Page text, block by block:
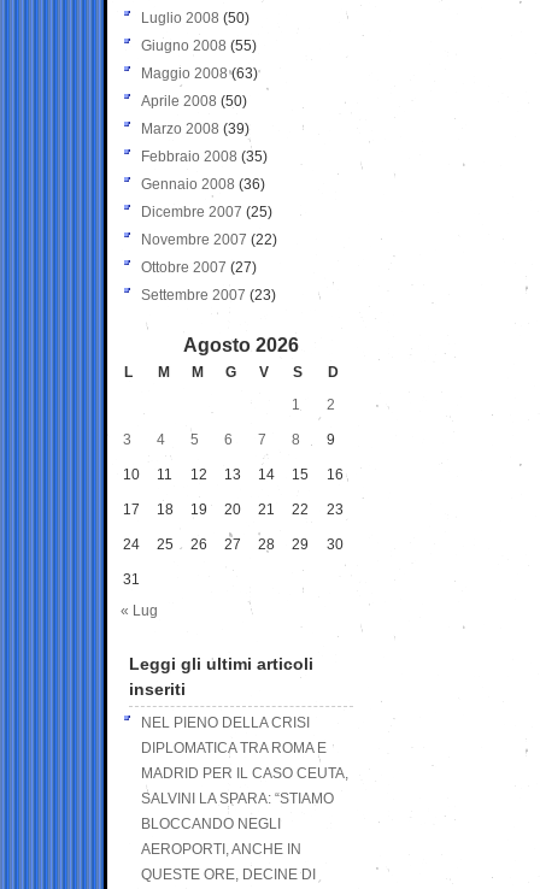
Luglio 2008 (50)
Giugno 2008 (55)
Maggio 2008(63)
Aprile 2008 (50)
Marzo 2008 (39)
Febbraio 2008 (35)
Gennaio 2008 (36)
Dicembre 2007 (25)
Novembre 2007 (22)
Ottobre 2007 (27)
Settembre 2007 (23)
Agosto 2026
L M M G V S
D
1
2
3 4 5 6 7 8 9
10 11 12 13 14 15 16
17 18 19 20 21 22 23
24 25 26 27 28 29 30
31
« Lug
Leggi gli ultimi articoli
inseriti
NEL PIENO DELLA CRISI
DIPLOMATICA TRA ROMA E
MADRID PER IL CASO CEUTA,
SALVINI LA SPARA: “STIAMO
BLOCCANDO NEGLI
AEROPORTI, ANCHE IN
QUESTE ORE, DECINE DI